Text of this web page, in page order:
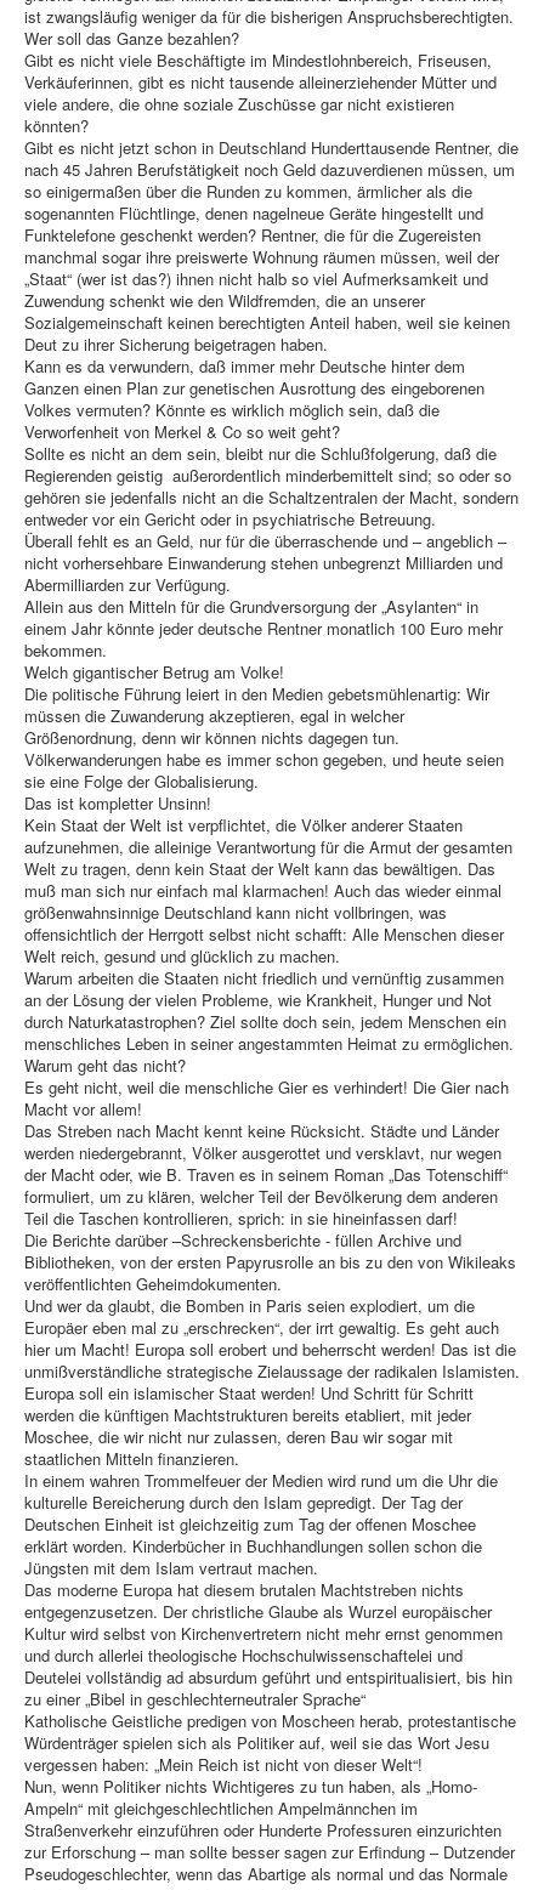
ist zwangsläufig weniger da für die bisherigen Anspruchsberechtigten.
Wer soll das Ganze bezahlen?
Gibt es nicht viele Beschäftigte im Mindestlohnbereich, Friseusen,
Verkäuferinnen, gibt es nicht tausende alleinerziehender Mütter und
viele andere, die ohne soziale Zuschüsse gar nicht existieren
könnten?
Gibt es nicht jetzt schon in Deutschland Hunderttausende Rentner, die
nach 45 Jahren Berufstätigkeit noch Geld dazuverdienen müssen, um
so einigermaßen über die Runden zu kommen, ärmlicher als die
sogenannten Flüchtlinge, denen nagelneue Geräte hingestellt und
Funktelefone geschenkt werden? Rentner, die für die Zugereisten
manchmal sogar ihre preiswerte Wohnung räumen müssen, weil der
„Staat“ (wer ist das?) ihnen nicht halb so viel Aufmerksamkeit und
Zuwendung schenkt wie den Wildfremden, die an unserer
Sozialgemeinschaft keinen berechtigten Anteil haben, weil sie keinen
Deut zu ihrer Sicherung beigetragen haben.
Kann es da verwundern, daß immer mehr Deutsche hinter dem
Ganzen einen Plan zur genetischen Ausrottung des eingeborenen
Volkes vermuten? Könnte es wirklich möglich sein, daß die
Verworfenheit von Merkel & Co so weit geht?
Sollte es nicht an dem sein, bleibt nur die Schlußfolgerung, daß die
Regierenden geistig außerordentlich minderbemittelt sind; so oder so
gehören sie jedenfalls nicht an die Schaltzentralen der Macht, sondern
entweder vor ein Gericht oder in psychiatrische Betreuung.
Überall fehlt es an Geld, nur für die überraschende und – angeblich –
nicht vorhersehbare Einwanderung stehen unbegrenzt Milliarden und
Abermilliarden zur Verfügung.
Allein aus den Mitteln für die Grundversorgung der „Asylanten“ in
einem Jahr könnte jeder deutsche Rentner monatlich 100 Euro mehr
bekommen.
Welch gigantischer Betrug am Volke!
Die politische Führung leiert in den Medien gebetsmühlenartig: Wir
müssen die Zuwanderung akzeptieren, egal in welcher
Größenordnung, denn wir können nichts dagegen tun.
Völkerwanderungen habe es immer schon gegeben, und heute seien
sie eine Folge der Globalisierung.
Das ist kompletter Unsinn!
Kein Staat der Welt ist verpflichtet, die Völker anderer Staaten
aufzunehmen, die alleinige Verantwortung für die Armut der gesamten
Welt zu tragen, denn kein Staat der Welt kann das bewältigen. Das
muß man sich nur einfach mal klarmachen! Auch das wieder einmal
größenwahnsinnige Deutschland kann nicht vollbringen, was
offensichtlich der Herrgott selbst nicht schafft: Alle Menschen dieser
Welt reich, gesund und glücklich zu machen.
Warum arbeiten die Staaten nicht friedlich und vernünftig zusammen
an der Lösung der vielen Probleme, wie Krankheit, Hunger und Not
durch Naturkatastrophen? Ziel sollte doch sein, jedem Menschen ein
menschliches Leben in seiner angestammten Heimat zu ermöglichen.
Warum geht das nicht?
Es geht nicht, weil die menschliche Gier es verhindert! Die Gier nach
Macht vor allem!
Das Streben nach Macht kennt keine Rücksicht. Städte und Länder
werden niedergebrannt, Völker ausgerottet und versklavt, nur wegen
der Macht oder, wie B. Traven es in seinem Roman „Das Totenschiff“
formuliert, um zu klären, welcher Teil der Bevölkerung dem anderen
Teil die Taschen kontrollieren, sprich: in sie hineinfassen darf!
Die Berichte darüber –Schreckensberichte - füllen Archive und
Bibliotheken, von der ersten Papyrusrolle an bis zu den von Wikileaks
veröffentlichten Geheimdokumenten.
Und wer da glaubt, die Bomben in Paris seien explodiert, um die
Europäer eben mal zu „erschrecken“, der irrt gewaltig. Es geht auch
hier um Macht! Europa soll erobert und beherrscht werden! Das ist die
unmißverständliche strategische Zielaussage der radikalen Islamisten.
Europa soll ein islamischer Staat werden! Und Schritt für Schritt
werden die künftigen Machtstrukturen bereits etabliert, mit jeder
Moschee, die wir nicht nur zulassen, deren Bau wir sogar mit
staatlichen Mitteln finanzieren.
In einem wahren Trommelfeuer der Medien wird rund um die Uhr die
kulturelle Bereicherung durch den Islam gepredigt. Der Tag der
Deutschen Einheit ist gleichzeitig zum Tag der offenen Moschee
erklärt worden. Kinderbücher in Buchhandlungen sollen schon die
Jüngsten mit dem Islam vertraut machen.
Das moderne Europa hat diesem brutalen Machtstreben nichts
entgegenzusetzen. Der christliche Glaube als Wurzel europäischer
Kultur wird selbst von Kirchenvertretern nicht mehr ernst genommen
und durch allerlei theologische Hochschulwissenschaftelei und
Deutelei vollständig ad absurdum geführt und entspiritualisiert, bis hin
zu einer „Bibel in geschlechterneutraler Sprache“
Katholische Geistliche predigen von Moscheen herab, protestantische
Würdenträger spielen sich als Politiker auf, weil sie das Wort Jesu
vergessen haben: „Mein Reich ist nicht von dieser Welt“!
Nun, wenn Politiker nichts Wichtigeres zu tun haben, als „Homo-
Ampeln“ mit gleichgeschlechtlichen Ampelmännchen im
Straßenverkehr einzuführen oder Hunderte Professuren einzurichten
zur Erforschung – man sollte besser sagen zur Erfindung – Dutzender
Pseudogeschlechter, wenn das Abartige als normal und das Normale